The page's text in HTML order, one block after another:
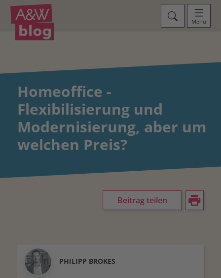
Menü
Homeoffice -
Flexibilisierung und
Modernisierung, aber um
welchen Preis?
Beitrag teilen
PHILIPP BROKES